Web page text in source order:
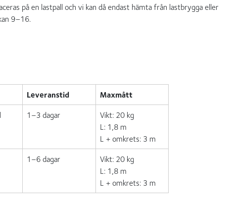
på en lastpall och vi kan då endast hämta från lastbrygga eller
9–16.
Leveranstid
Maxmått
1–3 dagar
Vikt: 20 kg
L: 1,8 m
L + omkrets: 3 m
1–6 dagar
Vikt: 20 kg
L: 1,8 m
L + omkrets: 3 m